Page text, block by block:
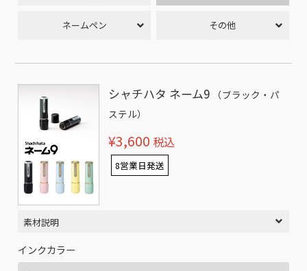
ネームペン その他
シャチハタ ネーム9
（ブラック・パ
ステル）
¥3,600 税込
8営業日発送
素材説明
インクカラー